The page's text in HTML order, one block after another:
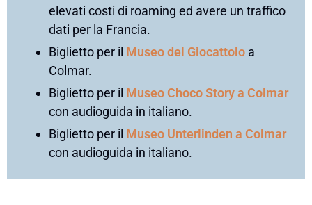
elevati costi di roaming ed avere un traffico
dati per la Francia.
Biglietto per il Museo del Giocattolo a
Colmar.
Biglietto per il Museo Choco Story a Colmar
con audioguida in italiano.
Biglietto per il Museo Unterlinden a Colmar
con audioguida in italiano.